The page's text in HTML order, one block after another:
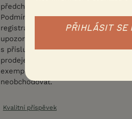
předchozí dohodě s pořadatelem
Podmínky pro prodej a nákup zvířat
registraci CITES. Prodávající je
upozorněním: CITES-POVINNÉ
s příslušným registračním číslem
prodeje) v souladu se zákonem
exemplář zaregistrovat podle tohoto
neobchodovat.
Kvalitní příspěvek
PŘIHLÁSIT SE